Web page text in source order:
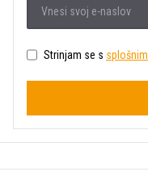
Strinjam se s